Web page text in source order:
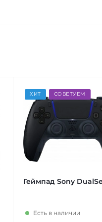
ХИТ СОВЕТУЕМ
Геймпад Sony
Есть в наличии